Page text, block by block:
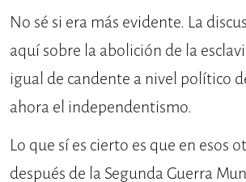
No sé si era más evidente. La
aquí sobre la abolición de la
igual de candente a nivel político
ahora el independentismo.
Lo que sí es cierto es que en esos
después de la Segunda Guerra